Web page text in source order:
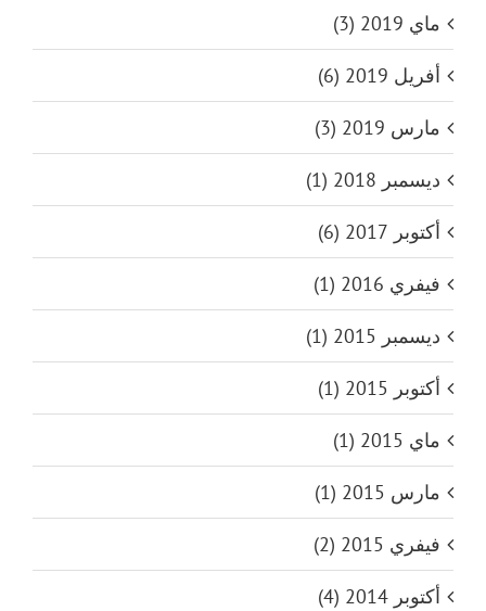
ماي 2019 (3)
أفريل 2019 (6)
مارس 2019 (3)
ديسمبر 2018 (1)
أكتوبر 2017 (6)
فيفري 2016 (1)
ديسمبر 2015 (1)
أكتوبر 2015 (1)
ماي 2015 (1)
مارس 2015 (1)
فيفري 2015 (2)
أكتوبر 2014 (4)